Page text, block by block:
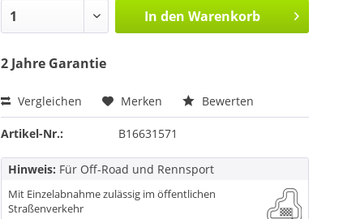
In den Warenkorb
2 Jahre Garantie
Vergleichen Merken Bewerten
Artikel-Nr.: B16631571
Hinweis: Für Off-Road und Rennsport
Mit Einzelabnahme zulässig im öffentlichen
Straßenverkehr